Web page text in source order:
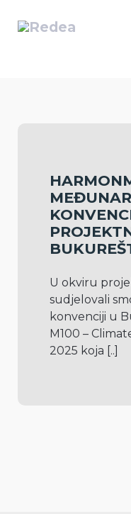
U okviru
sudjelovali
konvenciji u
M100 –
2025 koja [..]